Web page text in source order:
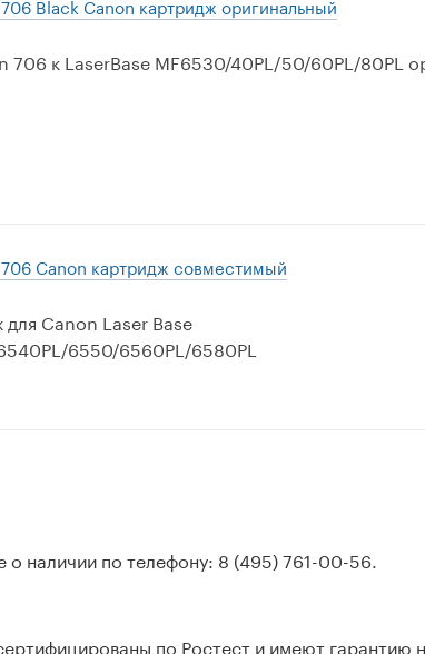
Black Canon картридж оригинальный
706 к LaserBase MF6530/40PL/50/60PL/80PL
Canon картридж совместимый
Canon Laser Base
6550/6560PL/6580PL
о наличии по телефону: 8 (495) 761-00-56.
по Ростест и имеют гарантию